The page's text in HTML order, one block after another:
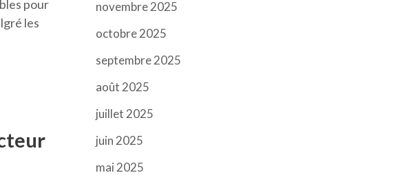
pour
les
novembre 2025
octobre 2025
septembre 2025
août 2025
juillet 2025
juin 2025
mai 2025